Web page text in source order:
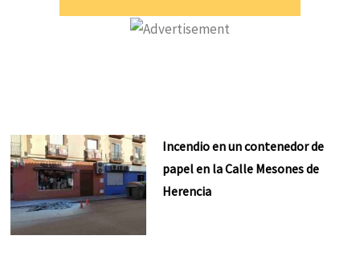
Incendio en un contenedor de
papel en la Calle Mesones de
Herencia